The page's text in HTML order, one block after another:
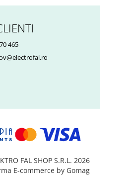
465
FAL SHOP S.R.L. 2026
E-commerce by Gomag